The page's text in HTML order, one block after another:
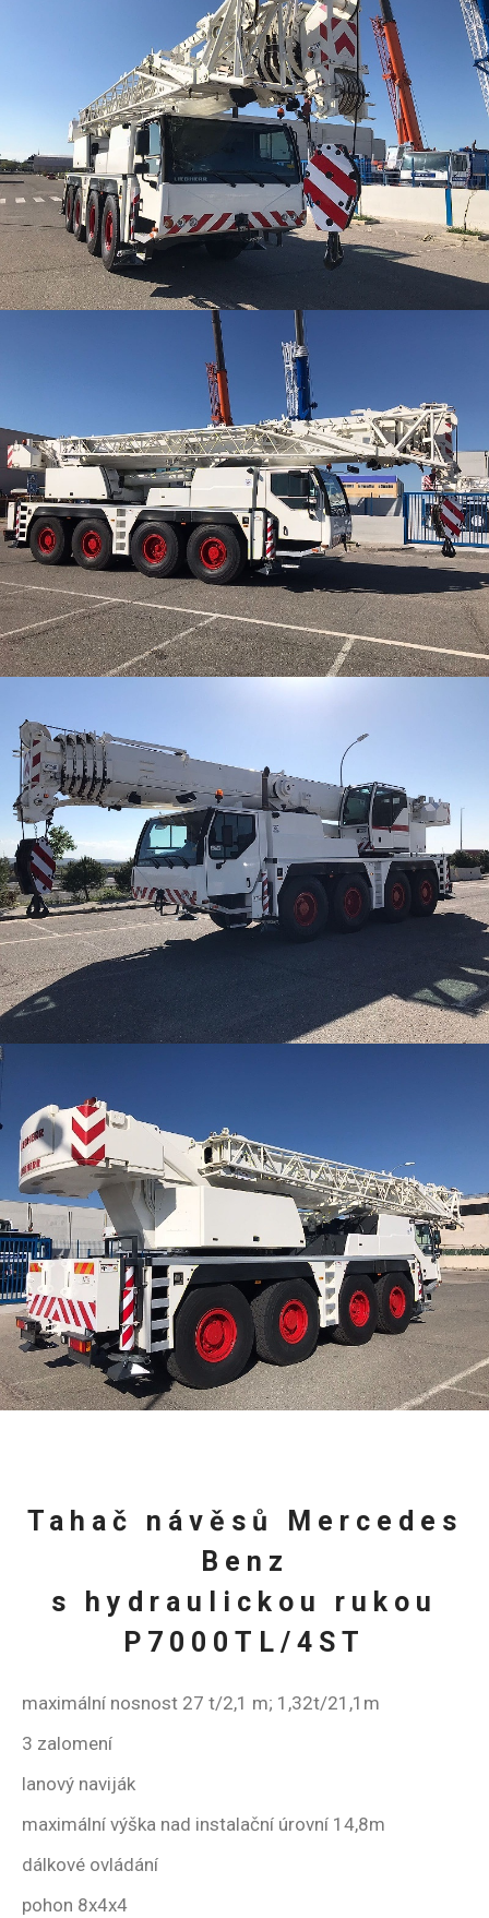
Tahač návěsů Mercedes
Benz
s hydraulickou rukou
P7000TL/4ST
maximální nosnost 27 t/2,1 m; 1,32t/21,1m
3 zalomení
lanový naviják
maximální výška nad instalační úrovní 14,8m
dálkové ovládání
pohon 8x4x4